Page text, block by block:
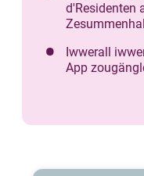
d'Residenten
Iwwerall
App